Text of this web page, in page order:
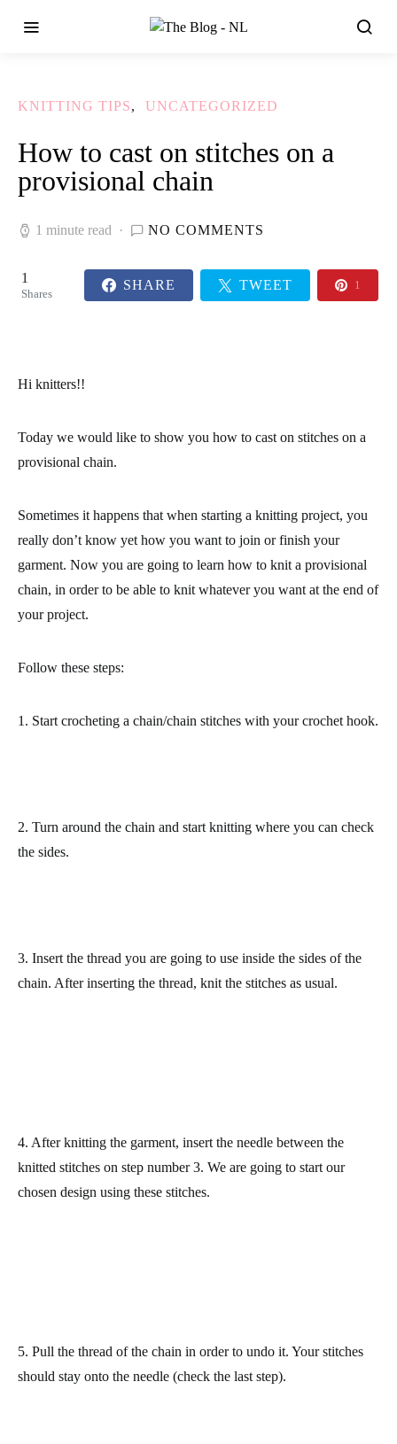
KNITTING TIPS UNCATEGORIZED
How to cast on stitches on a
provisional chain
1 minute read NO COMMENTS
1
Shares
SHARE TWEET 1
Hi knitters!!
Today we would like to show you how to cast on stitches on a
provisional chain.
Sometimes it happens that when starting a knitting project, you
really don’t know yet how you want to join or finish your
garment. Now you are going to learn how to knit a provisional
chain, in order to be able to knit whatever you want at the end of
your project.
Follow these steps:
1. Start crocheting a chain/chain stitches with your crochet hook.
2. Turn around the chain and start knitting where you can check
the sides.
3. Insert the thread you are going to use inside the sides of the
chain. After inserting the thread, knit the stitches as usual.
4. After knitting the garment, insert the needle between the
knitted stitches on step number 3. We are going to start our
chosen design using these stitches.
5. Pull the thread of the chain in order to undo it. Your stitches
should stay onto the needle (check the last step).